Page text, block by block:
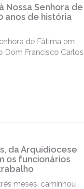
Nossa Senhora de
anos de história
de Fátima em
Dom Francisco Carlos
da Arquidiocese
os funcionários
meses, caminhou